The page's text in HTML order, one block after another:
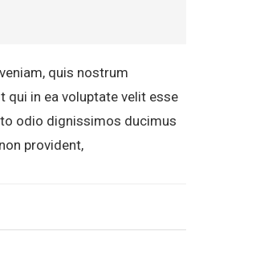
quis nostrum
qui in ea voluptate velit esse
odio dignissimos ducimus
provident,